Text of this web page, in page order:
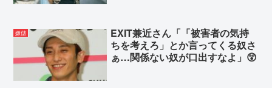
嫌儲
EXIT兼近さん「「被害者の気持
ちを考えろ」とか言ってくる奴さ
ぁ…関係ない奴が口出すなよ」😲